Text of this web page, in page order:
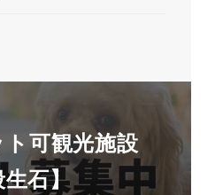
可観光施設
石】